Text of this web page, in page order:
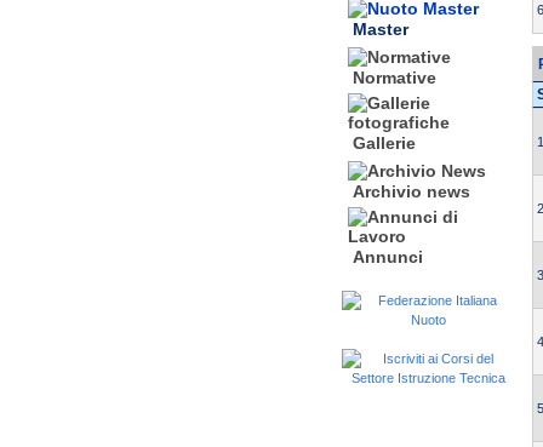
Master
Normative
Gallerie
Archivio news
Annunci